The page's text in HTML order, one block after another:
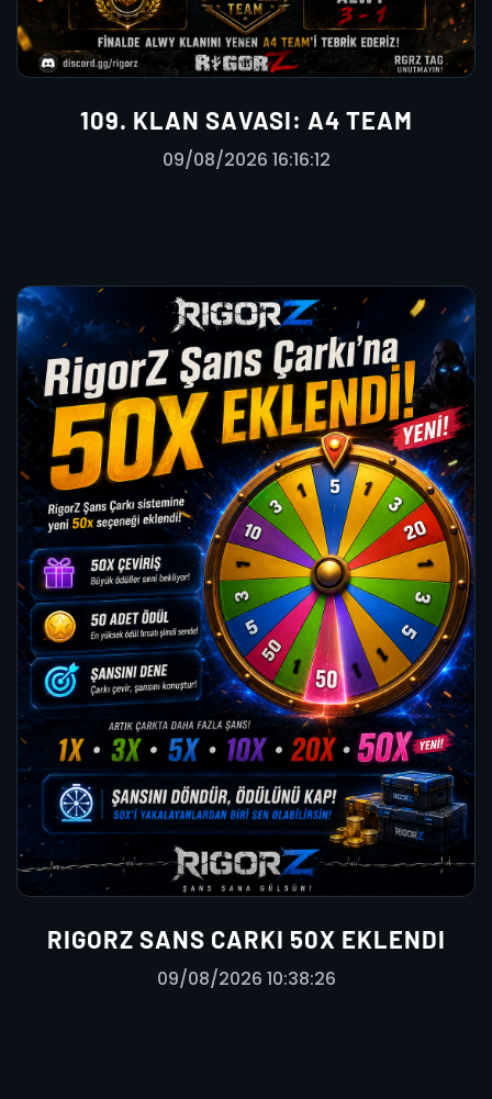
109. KLAN SAVASI: A4 TEAM
09/08/2026 16:16:12
RIGORZ SANS CARKI 50X EKLENDI
09/08/2026 10:38:26